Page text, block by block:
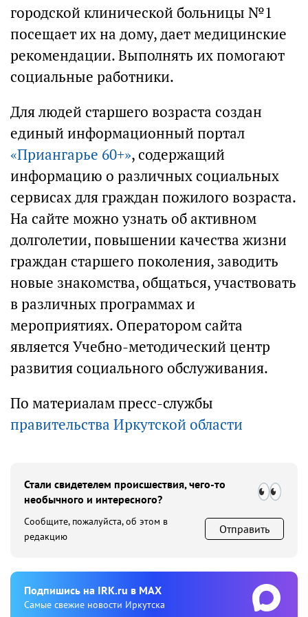
городской клинической больницы №1
посещает их на дому, дает медицинские
рекомендации. Выполнять их помогают
социальные работники.
Для людей старшего возраста создан
единый информационный портал
«Приангарье 60+», содержащий
информацию о различных социальных
сервисах для граждан пожилого возраста.
На сайте можно узнать об активном
долголетии, повышении качества жизни
граждан старшего поколения, заводить
новые знакомства, общаться, участвовать
в различных программах и
мероприятиях. Оператором сайта
является Учебно-методический центр
развития социального обслуживания.
По материалам пресс-службы
правительства Иркутской области
Стали свидетелем происшествия, чего-то
необычного и интересного?
Сообщите, пожалуйста, об этом в
редакцию
Отправить
Подпишиcь на IRK.ru в MAX
Cамые свежие новости Иркутска